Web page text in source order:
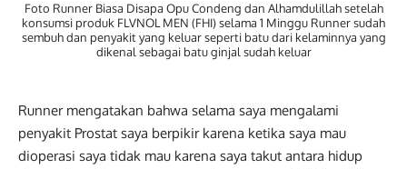
Foto Runner Biasa Disapa Opu Condeng dan Alhamdulillah setelah
konsumsi produk FLVNOL MEN (FHI) selama 1 Minggu Runner sudah
sembuh dan penyakit yang keluar seperti batu dari kelaminnya yang
dikenal sebagai batu ginjal sudah keluar
Runner mengatakan bahwa selama saya mengalami
penyakit Prostat saya berpikir karena ketika saya mau
dioperasi saya tidak mau karena saya takut antara hidup